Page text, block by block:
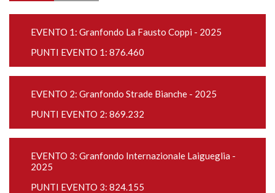
EVENTO 1: Granfondo La Fausto Coppi - 2025
PUNTI EVENTO 1: 876.460
EVENTO 2: Granfondo Strade Bianche - 2025
PUNTI EVENTO 2: 869.232
EVENTO 3: Granfondo Internazionale Laigueglia -
2025
PUNTI EVENTO 3: 824.155